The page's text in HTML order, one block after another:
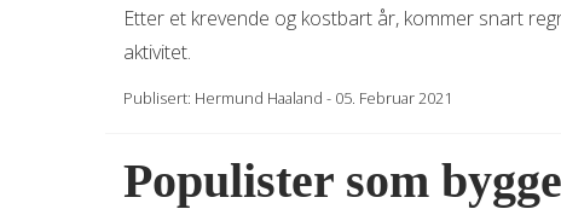
Etter et krevende og kostbart år, kommer snart
aktivitet.
Publisert: Hermund Haaland - 05. Februar 2021
Populister som